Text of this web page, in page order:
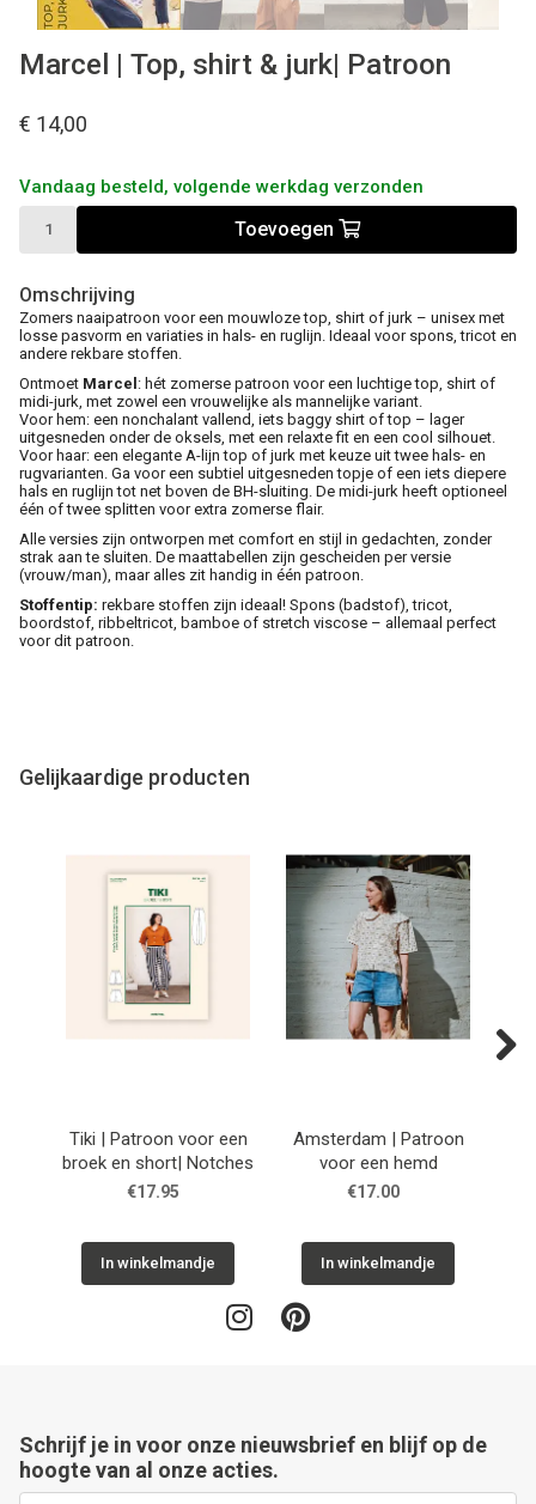
Marcel | Top, shirt & jurk| Patroon
€ 14,00
Vandaag besteld, volgende werkdag verzonden
Toevoegen
Omschrijving
Zomers naaipatroon voor een mouwloze top, shirt of jurk – unisex met
losse pasvorm en variaties in hals- en ruglijn. Ideaal voor spons, tricot en
andere rekbare stoffen.
Ontmoet Marcel : hét zomerse patroon voor een luchtige top, shirt of
midi-jurk, met zowel een vrouwelijke als mannelijke variant.
Voor hem: een nonchalant vallend, iets baggy shirt of top – lager
uitgesneden onder de oksels, met een relaxte fit en een cool silhouet.
Voor haar: een elegante A-lijn top of jurk met keuze uit twee hals- en
rugvarianten. Ga voor een subtiel uitgesneden topje of een iets diepere
hals en ruglijn tot net boven de BH-sluiting. De midi-jurk heeft optioneel
één of twee splitten voor extra zomerse flair.
Alle versies zijn ontworpen met comfort en stijl in gedachten, zonder
strak aan te sluiten. De maattabellen zijn gescheiden per versie
(vrouw/man), maar alles zit handig in één patroon.
Stoffentip: rekbare stoffen zijn ideaal! Spons (badstof), tricot,
boordstof, ribbeltricot, bamboe of stretch viscose – allemaal perfect
voor dit patroon.
Gelijkaardige producten
Tiki | Patroon voor een
broek en short| Notches
€17.95
In winkelmandje
Amsterdam | Patroon
voor een hemd
€17.00
In winkelmandje
Schrijf je in voor onze nieuwsbrief en blijf op de
hoogte van al onze acties.